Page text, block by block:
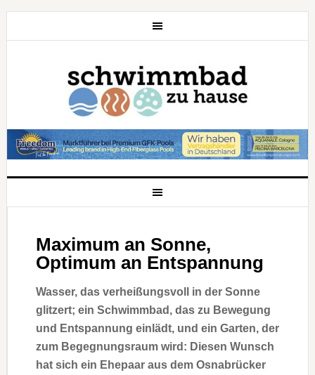
Maximum an Sonne,
Optimum an Entspannung
Wasser, das verheißungsvoll in der Sonne
glitzert; ein Schwimmbad, das zu Bewegung
und Entspannung einlädt, und ein Garten, der
zum Begegnungsraum wird: Diesen Wunsch
hat sich ein Ehepaar aus dem Osnabrücker